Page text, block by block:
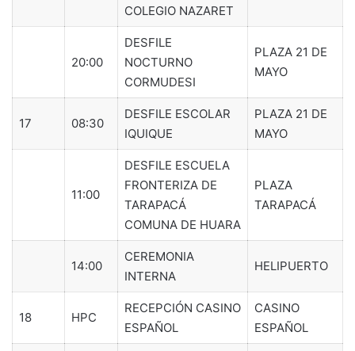
COLEGIO NAZARET
20:00
DESFILE
NOCTURNO
CORMUDESI
PLAZA 21 DE
MAYO
17 08:30
DESFILE ESCOLAR
IQUIQUE
PLAZA 21 DE
MAYO
11:00
DESFILE ESCUELA
FRONTERIZA DE
TARAPACÁ
COMUNA DE HUARA
PLAZA
TARAPACÁ
14:00
CEREMONIA
INTERNA
HELIPUERTO
18 HPC
RECEPCIÓN CASINO
ESPAÑOL
CASINO
ESPAÑOL